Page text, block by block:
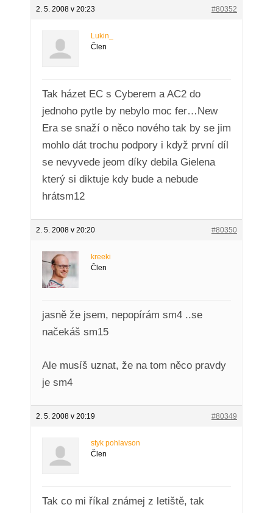
2. 5. 2008 v 20:23 #80352
Lukin_
Člen
Tak házet EC s Cyberem a AC2 do
jednoho pytle by nebylo moc fer…New
Era se snaží o něco nového tak by se jim
mohlo dát trochu podpory i když první díl
se nevyvede jeom díky debila Gielena
který si diktuje kdy bude a nebude
hrátsm12
2. 5. 2008 v 20:20 #80350
kreeki
Člen
jasně že jsem, nepopírám sm4 ..se
načekáš sm15
Ale musíš uznat, že na tom něco pravdy
je sm4
2. 5. 2008 v 20:19 #80349
styk pohlavson
Člen
Tak co mi říkal známej z letiště, tak